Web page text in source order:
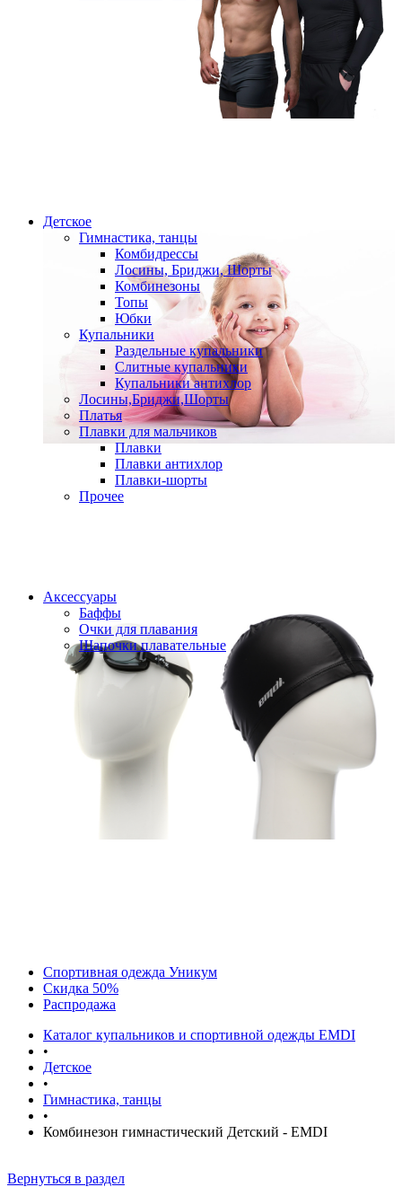
Детское
Гимнастика, танцы
Комбидрессы
Лосины, Бриджи, Шорты
Комбинезоны
Топы
Юбки
Купальники
Раздельные купальники
Слитные купальники
Купальники антихлор
Лосины,Бриджи,Шорты
Платья
Плавки для мальчиков
Плавки
Плавки антихлор
Плавки-шорты
Прочее
Аксессуары
Баффы
Очки для плавания
Шапочки плавательные
Спортивная одежда Уникум
Скидка 50%
Распродажа
Каталог купальников и спортивной одежды EMDI
•
Детское
•
Гимнастика, танцы
•
Комбинезон гимнастический Детский - EMDI
Вернуться в раздел